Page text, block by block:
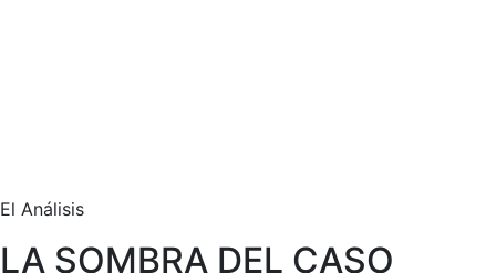
El Análisis
LA SOMBRA DEL CASO